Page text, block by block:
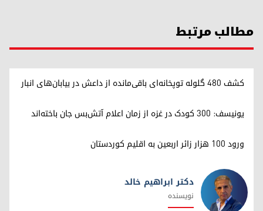
مطالب مرتبط
کشف ۴۸۰ گلوله توپخانه‌ای باقی‌مانده از داعش در بیابان‌های انبار
یونیسف: ۳۰۰ کودک در غزه از زمان اعلام آتش‌بس جان باخته‌اند
ورود ۱۰۰ هزار زائر اربعین به اقلیم کوردستان
دکتر ابراهیم خالد
نویسنده